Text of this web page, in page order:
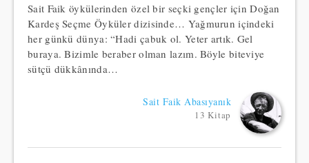
Sait Faik öykülerinden özel bir seçki gençler için Doğan
Kardeş Seçme Öyküler dizisinde… Yağmurun içindeki
her günkü dünya: “Hadi çabuk ol. Yeter artık. Gel
buraya. Bizimle beraber olman lazım. Böyle biteviye
sütçü dükkânında…
Sait Faik Abasıyanık
13 Kitap